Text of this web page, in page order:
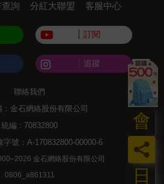
日
員
會
查詢 分紅大聯盟 客服中心
訂閱
追蹤
聯絡我們
金石網絡股份有限公司
統編 : 70832800
字號：A-170832800-00000-6
金石網絡股份有限公司
0806_a861311